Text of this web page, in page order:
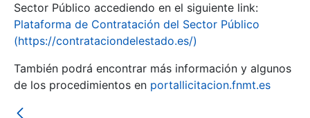
Sector Público accediendo en el siguiente link:
Plataforma de Contratación del Sector Público
(https://contrataciondelestado.es/)
También podrá encontrar más información y algunos
de los procedimientos en portallicitacion.fnmt.es